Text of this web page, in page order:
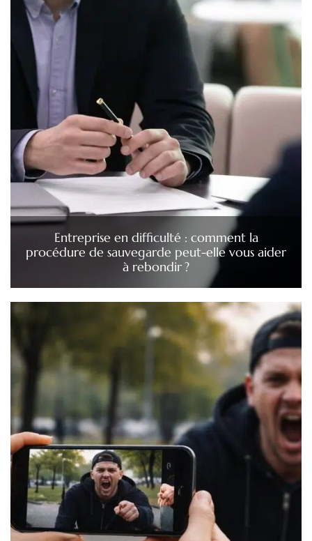
Entreprise en difficulté : comment la
procédure de sauvegarde peut-elle vous aider
à rebondir ?